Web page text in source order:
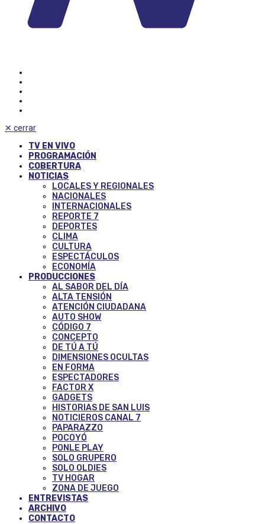
✕ cerrar
TV EN VIVO
PROGRAMACIÓN
COBERTURA
NOTICIAS
LOCALES Y REGIONALES
NACIONALES
INTERNACIONALES
REPORTE 7
DEPORTES
CLIMA
CULTURA
ESPECTÁCULOS
ECONOMÍA
PRODUCCIONES
AL SABOR DEL DÍA
ALTA TENSIÓN
ATENCIÓN CIUDADANA
AUTO SHOW
CÓDIGO 7
CONCEPTO
DE TÚ A TÚ
DIMENSIONES OCULTAS
EN FORMA
ESPECTADORES
FACTOR X
GADGETS
HISTORIAS DE SAN LUIS
NOTICIEROS CANAL 7
PAPARAZZO
POCOYÓ
PONLE PLAY
SOLO GRUPERO
SOLO OLDIES
TV HOGAR
ZONA DE JUEGO
ENTREVISTAS
ARCHIVO
CONTACTO